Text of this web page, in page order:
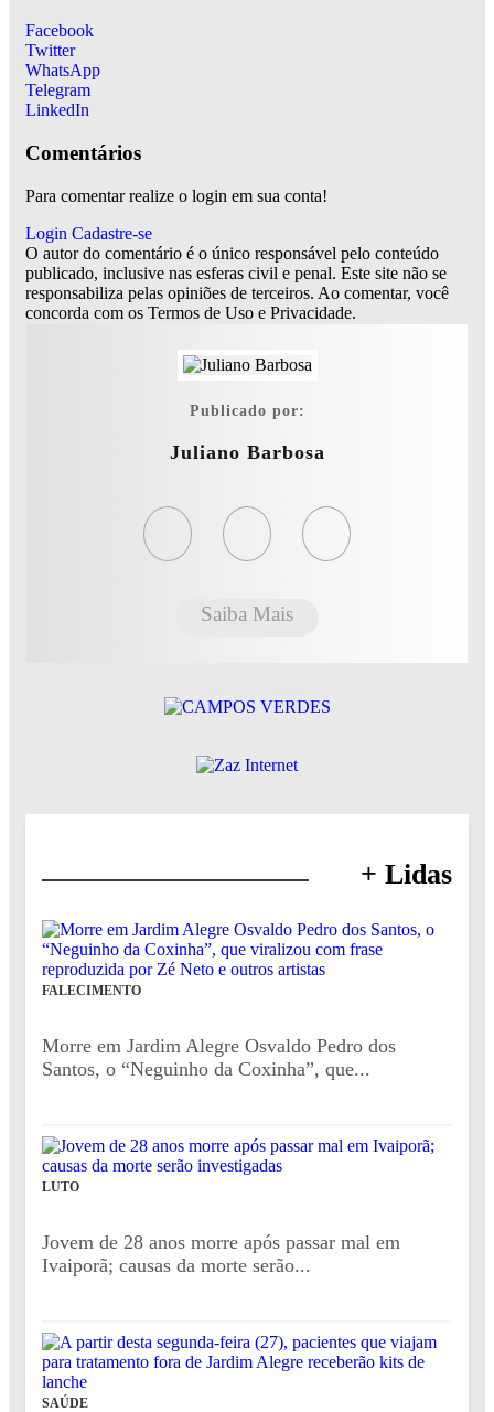
Facebook
Twitter
WhatsApp
Telegram
LinkedIn
Comentários
Para comentar realize o login em sua conta!
Login Cadastre-se
O autor do comentário é o único responsável pelo conteúdo
publicado, inclusive nas esferas civil e penal. Este site não se
responsabiliza pelas opiniões de terceiros. Ao comentar, você
concorda com os Termos de Uso e Privacidade.
Publicado por:
Juliano Barbosa
Saiba Mais
+ Lidas
FALECIMENTO
Morre em Jardim Alegre Osvaldo Pedro dos
Santos, o “Neguinho da Coxinha”, que...
LUTO
Jovem de 28 anos morre após passar mal em
Ivaiporã; causas da morte serão...
SAÚDE